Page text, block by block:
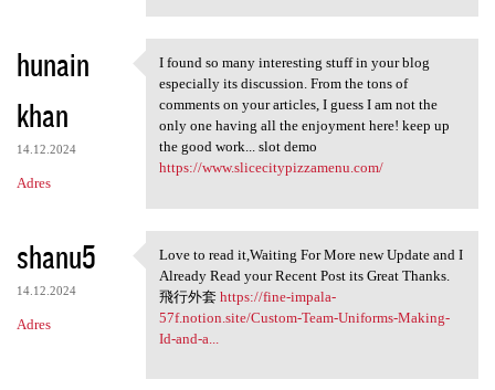
hunain
khan
14.12.2024
Adres
I found so many interesting
I found so many interesting stuff in your blog
especially its discussion. From the tons of
comments on your articles, I guess I am not the
only one having all the enjoyment here! keep up
the good work... slot demo
https://www.slicecitypizzamenu.com/
shanu5
14.12.2024
Adres
Love to read it,Waiting For
Love to read it,Waiting For More new Update and I
Already Read your Recent Post its Great Thanks.
飛行外套 https://fine-impala-
57f.notion.site/Custom-Team-Uniforms-Making-
Id-and-a...